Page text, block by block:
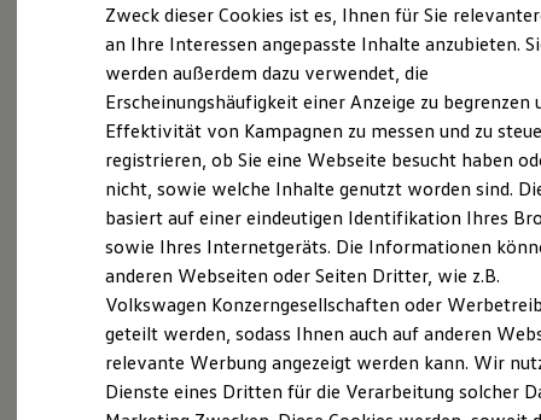
Laden
Laden unterwegs
Laden Zuhause
Ladezeitensimulator
Batterie
Sicherheit
Garantie und Lebensdauer
Nachhaltigkeit
Technologie
Kosten und Kauf
Verbrauchskosten
Kaufoptionen
E-Auto-Förderung
Software und Konnektivität
Die ID. Software 6
ID. Software Versionen und Updates
Digitale Extras
Schnittstellen zu Ihrem ID.
Fahrzeugangebot anfordern
Servicetermin buchen
Serviceanfrage stellen
Zweck dieser Cookies ist es, Ihnen für Sie
an Ihre Interessen angepasste Inhalte anzubieten.
werden außerdem dazu verwendet, die
Erscheinungshäufigkeit einer Anzeige zu begrenzen
Effektivität von Kampagnen zu messen und zu
registrieren, ob Sie eine Webseite besucht haben
nicht, sowie welche Inhalte genutzt worden sind.
basiert auf einer eindeutigen Identifikation Ihres
sowie Ihres Internetgeräts. Die Informationen
anderen Webseiten oder Seiten Dritter, wie z.B.
Volkswagen Konzerngesellschaften oder
geteilt werden, sodass Ihnen auch auf anderen
relevante Werbung angezeigt werden kann. Wir
Dienste eines Dritten für die Verarbeitung solcher